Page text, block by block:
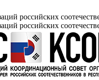
российских
российских